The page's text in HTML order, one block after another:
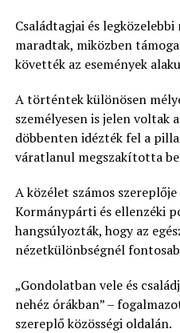
Családtagjai és
maradtak, miközben
követték az események
A történtek különösen
személyesen is jelen voltak
döbbenten idézték fel a
váratlanul megszakította
A közélet számos
Kormánypárti és ellenzéki
hangsúlyozták, hogy az
nézetkülönbségnél
„Gondolatban vele és
nehéz órákban” –
szereplő közösségi oldalán.